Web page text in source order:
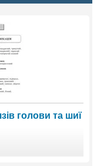
голови та шиї